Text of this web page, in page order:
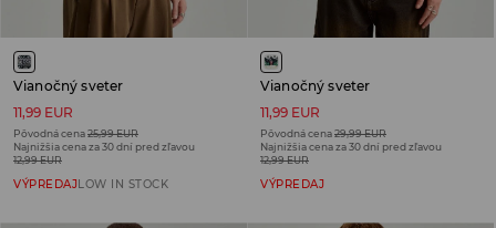
Vianočný sveter
11,99 EUR
Pôvodná cena25,99 EUR
Najnižšia cena za 30 dní pred zľavou
12,99 EUR
VÝPREDAJLOW IN STOCK
Vianočný sveter
11,99 EUR
Pôvodná cena29,99 EUR
Najnižšia cena za 30 dní pred zľavou
12,99 EUR
VÝPREDAJ